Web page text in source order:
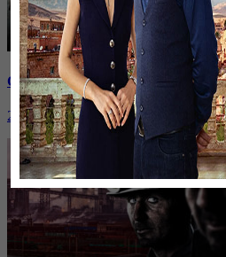
Саммит ОДКБ: под вопросом
24 ноября, 20:43